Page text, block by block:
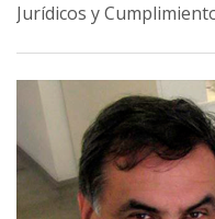
Jurídicos y